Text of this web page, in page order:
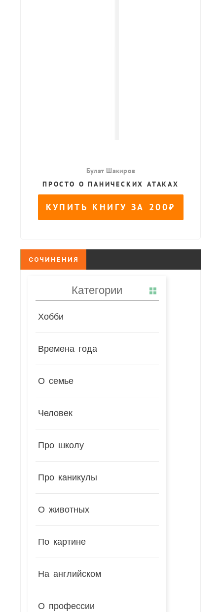
СОЧИНЕНИЯ
Категории
Хобби
Времена года
О семье
Человек
Про школу
Про каникулы
О животных
По картине
На английском
О профессии